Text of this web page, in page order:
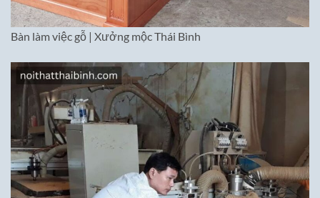
Bàn làm việc gỗ | Xưởng mộc Thái Bình